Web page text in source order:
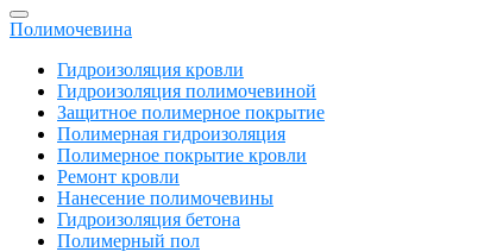
Полимочевина
Гидроизоляция кровли
Гидроизоляция полимочевиной
Защитное полимерное покрытие
Полимерная гидроизоляция
Полимерное покрытие кровли
Ремонт кровли
Нанесение полимочевины
Гидроизоляция бетона
Полимерный пол